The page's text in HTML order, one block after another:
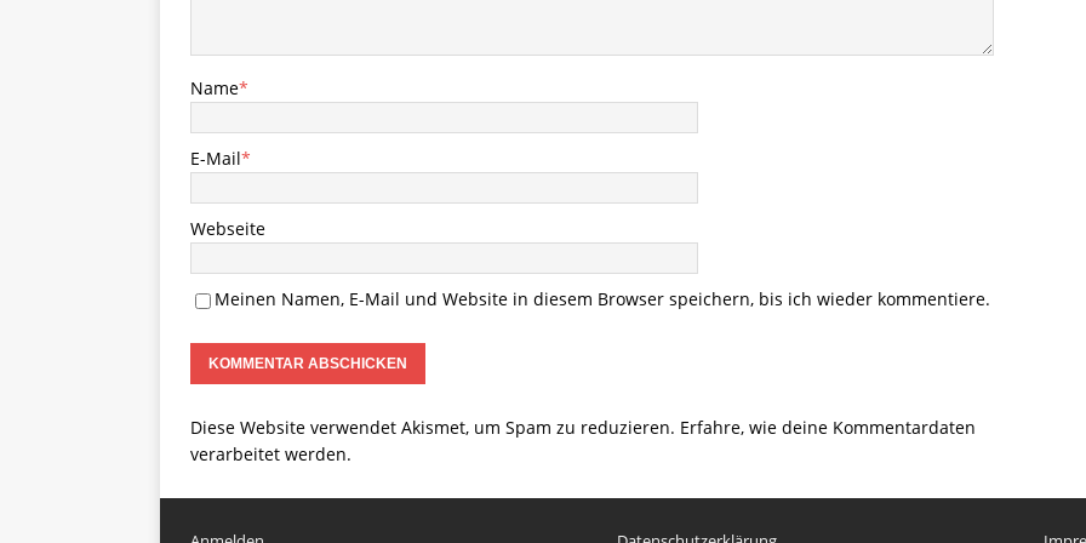
Name*
E-Mail*
Webseite
Meinen Namen, E-Mail und Website in diesem Browser speichern, bis ich wieder kommentiere.
Diese Website verwendet Akismet, um Spam zu reduzieren. Erfahre, wie deine Kommentardaten
verarbeitet werden.